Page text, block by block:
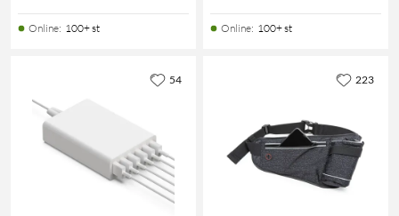
Online: 100+ st Online: 100+ st
54 223